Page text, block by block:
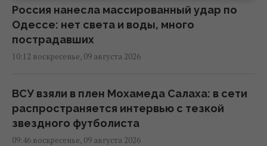
Россия нанесла массированный удар по
Одессе: нет света и воды, много
пострадавших
10:12 воскресенье, 09 августа 2026
ВСУ взяли в плен Мохамеда Салаха: в сети
распространяется интервью с тезкой
звездного футболиста
09:46 воскресенье, 09 августа 2026